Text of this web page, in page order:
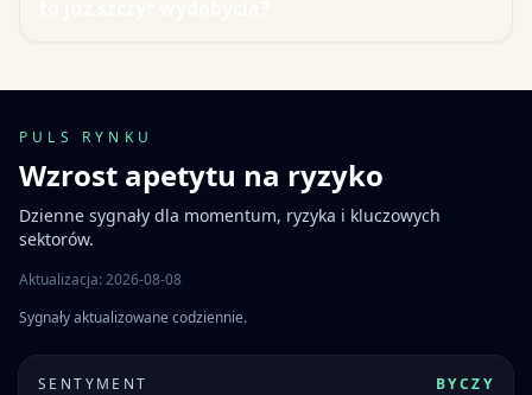
PULS RYNKU
Wzrost apetytu na ryzyko
Dzienne sygnały dla momentum, ryzyka i kluczowych
sektorów.
Aktualizacja: 2026-08-08
Sygnały aktualizowane codziennie.
SENTYMENT BYCZY